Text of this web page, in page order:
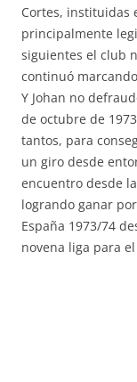
Cortes, instituidas
principalmente
siguientes el club
continuó
Y Johan no
de octubre de
tantos, para
un giro desde
encuentro desde
logrando ganar
España 1973/74
novena liga para